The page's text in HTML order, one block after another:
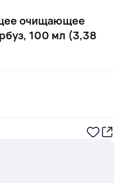
очищающее
100 мл (3,38